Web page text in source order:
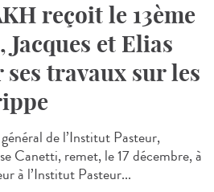
reçoit le 13ème
et Elias
travaux sur les
de l’Institut Pasteur,
Canetti, remet, le 17 décembre, à
à l’Institut Pasteur...